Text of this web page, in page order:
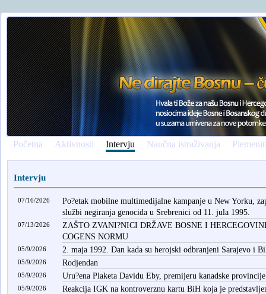
Početna Aktivnosti Intervju Naučna istraživanja
Intervju
07/16/2026
Po?etak mobilne multimedijalne kampanje u New Yorku,
službi negiranja genocida u Srebrenici od 11. jula 1995.
07/13/2026
ZAŠTO ZVANI?NICI DRŽAVE BOSNE I
COGENS NORMU
05/9/2026 2. maja 1992. Dan kada su herojski odbranjeni Sarajevo i
05/9/2026 Rodjendan
05/9/2026 Uru?ena Plaketa Davidu Eby, premijeru kanadske
05/9/2026 Reakcija IGK na kontroverznu kartu BiH koja je